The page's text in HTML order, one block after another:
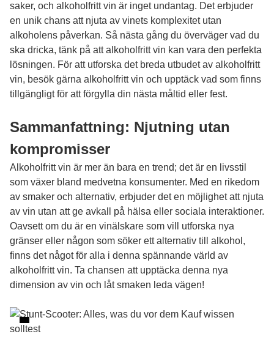
saker, och alkoholfritt vin är inget undantag. Det erbjuder
en unik chans att njuta av vinets komplexitet utan
alkoholens påverkan. Så nästa gång du överväger vad du
ska dricka, tänk på att alkoholfritt vin kan vara den perfekta
lösningen. För att utforska det breda utbudet av alkoholfritt
vin, besök gärna alkoholfritt vin och upptäck vad som finns
tillgängligt för att förgylla din nästa måltid eller fest.
Sammanfattning: Njutning utan
kompromisser
Alkoholfritt vin är mer än bara en trend; det är en livsstil
som växer bland medvetna konsumenter. Med en rikedom
av smaker och alternativ, erbjuder det en möjlighet att njuta
av vin utan att ge avkall på hälsa eller sociala interaktioner.
Oavsett om du är en vinälskare som vill utforska nya
gränser eller någon som söker ett alternativ till alkohol,
finns det något för alla i denna spännande värld av
alkoholfritt vin. Ta chansen att upptäcka denna nya
dimension av vin och låt smaken leda vägen!